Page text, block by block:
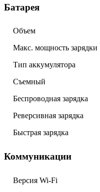
Батарея
Объем
Макс. мощность зарядки
Тип аккумулятора
Съемный
Беспроводная зарядка
Реверсивная зарядка
Быстрая зарядка
Коммуникации
Версия Wi-Fi